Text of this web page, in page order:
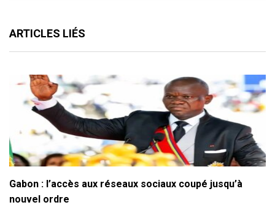
ARTICLES LIÉS
Gabon : l’accès aux réseaux sociaux coupé jusqu’à
nouvel ordre